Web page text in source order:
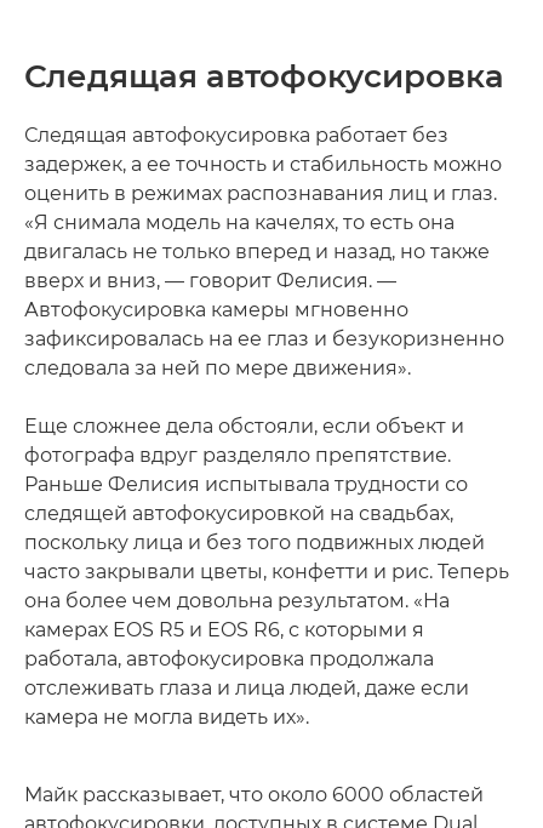
Следящая автофокусировка
Следящая автофокусировка работает без
задержек, а ее точность и стабильность можно
оценить в режимах распознавания лиц и глаз.
«Я снимала модель на качелях, то есть она
двигалась не только вперед и назад, но также
вверх и вниз, — говорит Фелисия. —
Автофокусировка камеры мгновенно
зафиксировалась на ее глаз и безукоризненно
следовала за ней по мере движения».
Еще сложнее дела обстояли, если объект и
фотографа вдруг разделяло препятствие.
Раньше Фелисия испытывала трудности со
следящей автофокусировкой на свадьбах,
поскольку лица и без того подвижных людей
часто закрывали цветы, конфетти и рис. Теперь
она более чем довольна результатом. «На
камерах EOS R5 и EOS R6, с которыми я
работала, автофокусировка продолжала
отслеживать глаза и лица людей, даже если
камера не могла видеть их».
Майк рассказывает, что около 6000 областей